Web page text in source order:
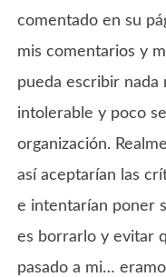
comentado en su
mis comentarios y
pueda escribir nada
intolerable y poco
organización.
así aceptarían las
e intentarían poner
es borrarlo y evitar
pasado a mi…